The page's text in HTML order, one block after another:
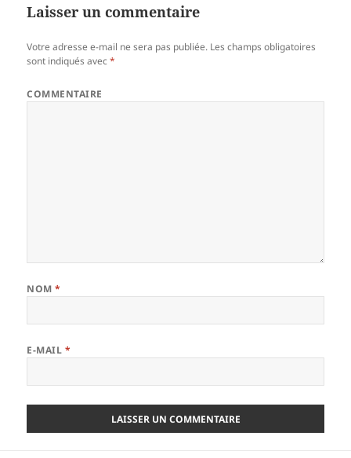
Laisser un commentaire
Votre adresse e-mail ne sera pas publiée. Les champs obligatoires
sont indiqués avec*
COMMENTAIRE
NOM*
E-MAIL *